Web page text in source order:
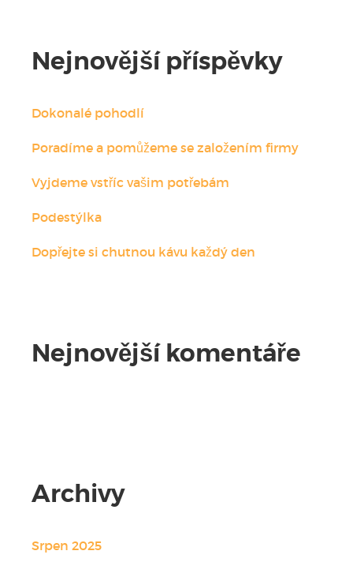
Nejnovější příspěvky
Dokonalé pohodlí
Poradíme a pomůžeme se založením firmy
Vyjdeme vstříc vašim potřebám
Podestýlka
Dopřejte si chutnou kávu každý den
Nejnovější komentáře
Archivy
Srpen 2025